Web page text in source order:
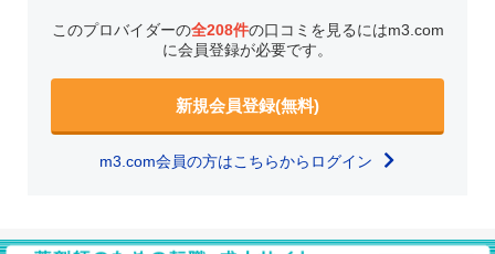
このプロバイダーの全208件の口コミを見るにはm3.com
に会員登録が必要です。
新規会員登録(無料)
m3.com会員の方はこちらからログイン